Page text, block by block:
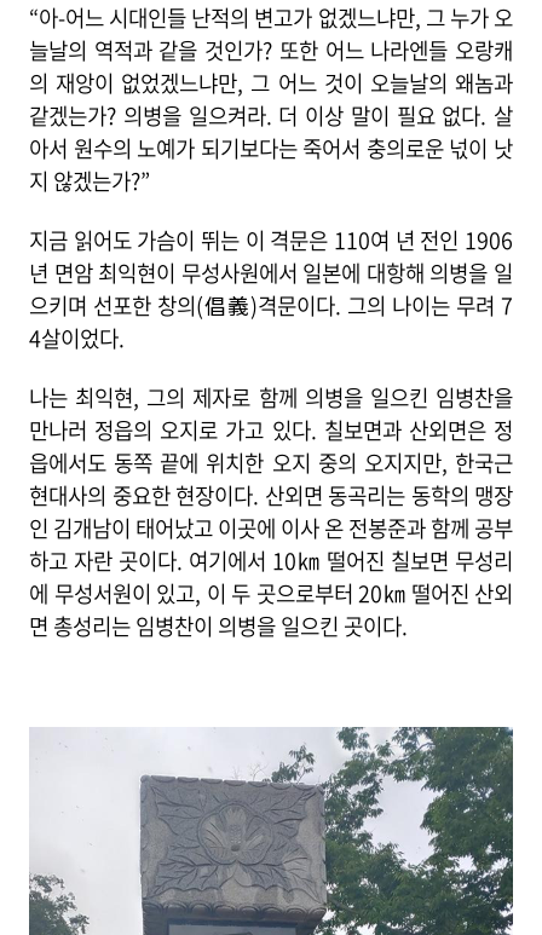
“아-어느 시대인들 난적의 변고가 없겠느냐만, 그 누가 오
늘날의 역적과 같을 것인가? 또한 어느 나라엔들 오랑캐
의 재앙이 없었겠느냐만, 그 어느 것이 오늘날의 왜놈과
같겠는가? 의병을 일으켜라. 더 이상 말이 필요 없다. 살
아서 원수의 노예가 되기보다는 죽어서 충의로운 넋이 낫
지 않겠는가?”
지금 읽어도 가슴이 뛰는 이 격문은 110여 년 전인 1906
년 면암 최익현이 무성사원에서 일본에 대항해 의병을 일
으키며 선포한 창의(倡義)격문이다. 그의 나이는 무려 7
4살이었다.
나는 최익현, 그의 제자로 함께 의병을 일으킨 임병찬을
만나러 정읍의 오지로 가고 있다. 칠보면과 산외면은 정
읍에서도 동쪽 끝에 위치한 오지 중의 오지지만, 한국근
현대사의 중요한 현장이다. 산외면 동곡리는 동학의 맹장
인 김개남이 태어났고 이곳에 이사 온 전봉준과 함께 공부
하고 자란 곳이다. 여기에서 10㎞ 떨어진 칠보면 무성리
에 무성서원이 있고, 이 두 곳으로부터 20㎞ 떨어진 산외
면 총성리는 임병찬이 의병을 일으킨 곳이다.